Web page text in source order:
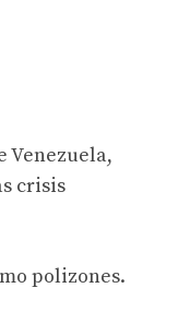
Venezuela,
crisis
polizones.